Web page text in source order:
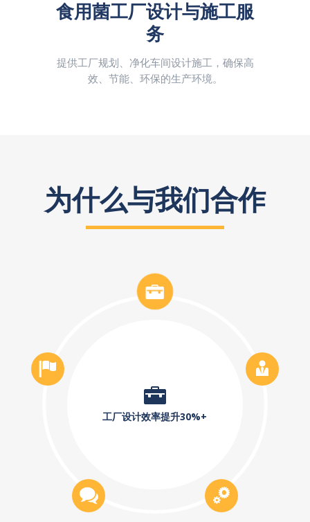
食用菌工厂设计与施工服
务
提供工厂规划、净化车间设计施工，确保高
效、节能、环保的生产环境。
为什么与我们合作
工厂设计效率提升30%+